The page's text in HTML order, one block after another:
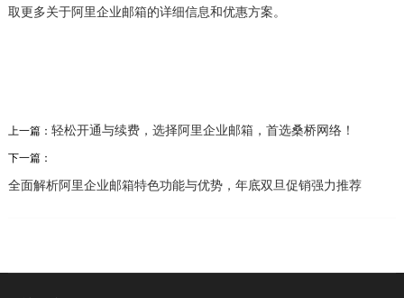
取更多关于阿里企业邮箱的详细信息和优惠方案。
上一篇： 轻松开通与续费，选择阿里企业邮箱，首选桑桥网络！
下一篇：
全面解析阿里企业邮箱特色功能与优势，年底双旦促销强力推荐